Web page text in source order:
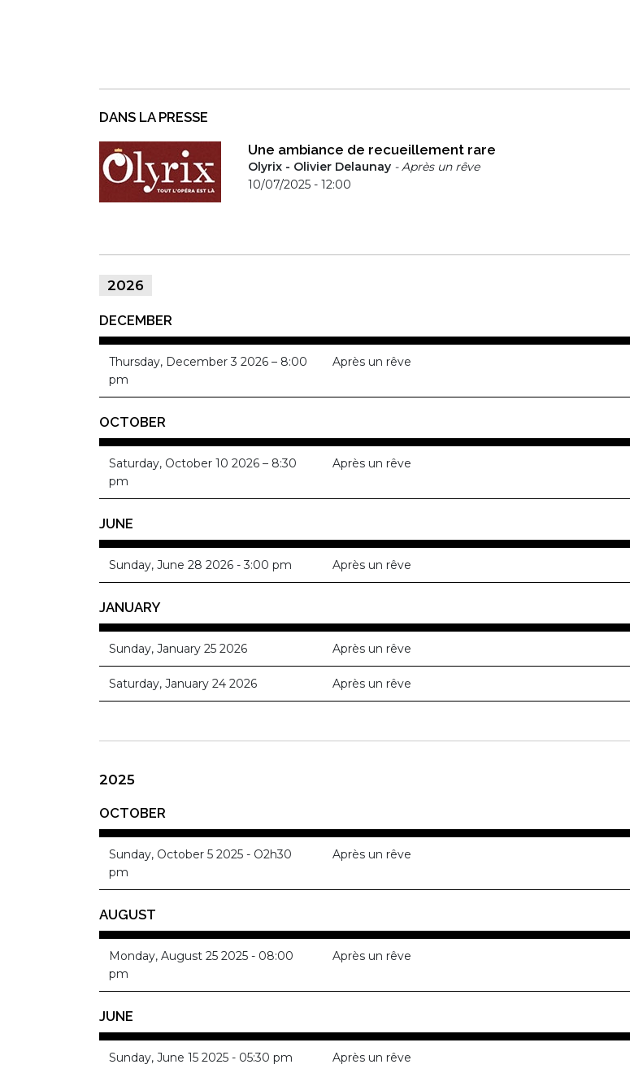
DANS LA PRESSE
Une ambiance de recueillement rare
Olyrix - Olivier Delaunay - Après un rêve
10/07/2025 - 12:00
2026
DECEMBER
Thursday, December 3 2026 – 8:00
pm
Après un rêve
OCTOBER
Saturday, October 10 2026 – 8:30
pm
Après un rêve
JUNE
Sunday, June 28 2026 - 3:00 pm Après un rêve
JANUARY
Sunday, January 25 2026 Après un rêve
Saturday, January 24 2026 Après un rêve
2025
OCTOBER
Sunday, October 5 2025 - O2h30
pm
Après un rêve
AUGUST
Monday, August 25 2025 - 08:00
pm
Après un rêve
JUNE
Sunday, June 15 2025 - 05:30 pm Après un rêve